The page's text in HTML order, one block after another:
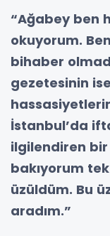
“Ağabey ben
okuyorum.
bihaber
gezetesinin
İstanbul’da
ilgilendiren bir
bakıyorum
üzüldüm. Bu
aradım.”